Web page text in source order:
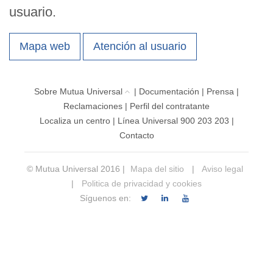
usuario.
Mapa web Atención al usuario
Sobre Mutua Universal | Documentación | Prensa |
Reclamaciones | Perfil del contratante
Localiza un centro| Línea Universal 900 203 203 |
Contacto
© Mutua Universal 2016 | Mapa del sitio |
Aviso legal
|
Politica de privacidad y cookies
Síguenos en: